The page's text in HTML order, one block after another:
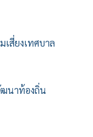
เสี่ยงเทศบาล
นาท้องถิ่น